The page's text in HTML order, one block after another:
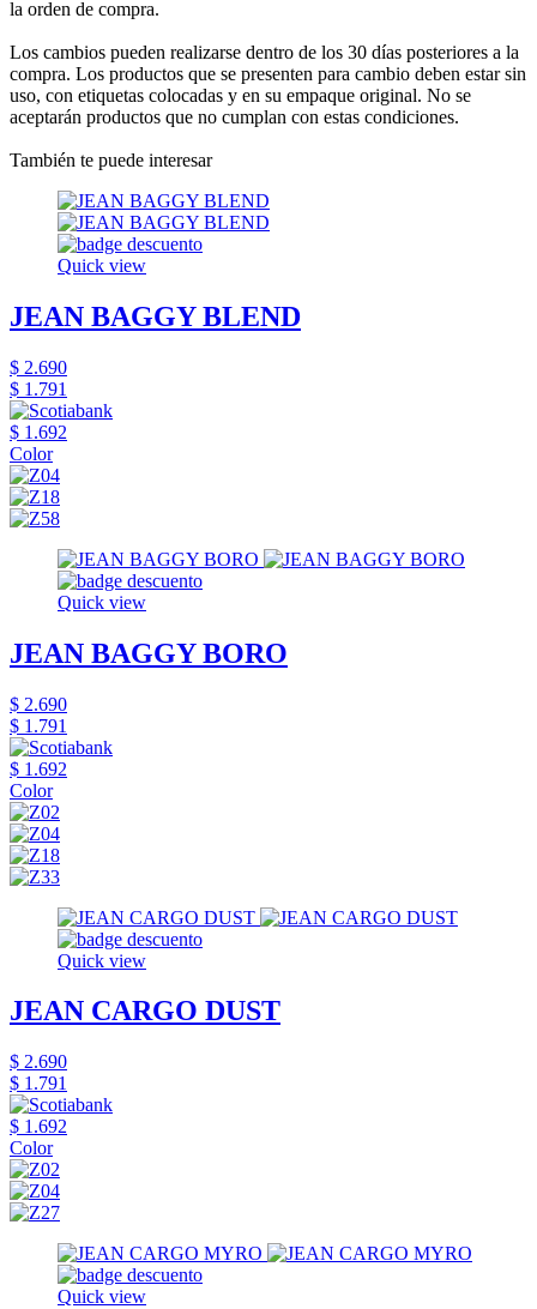
la orden de compra.
Los cambios pueden realizarse dentro de los 30 días posteriores a la
compra. Los productos que se presenten para cambio deben estar sin
uso, con etiquetas colocadas y en su empaque original. No se
aceptarán productos que no cumplan con estas condiciones.
También te puede interesar
Quick view
JEAN BAGGY BLEND
$ 2.690
$ 1.791
$ 1.692
Color
Quick view
JEAN BAGGY BORO
$ 2.690
$ 1.791
$ 1.692
Color
Quick view
JEAN CARGO DUST
$ 2.690
$ 1.791
$ 1.692
Color
Quick view